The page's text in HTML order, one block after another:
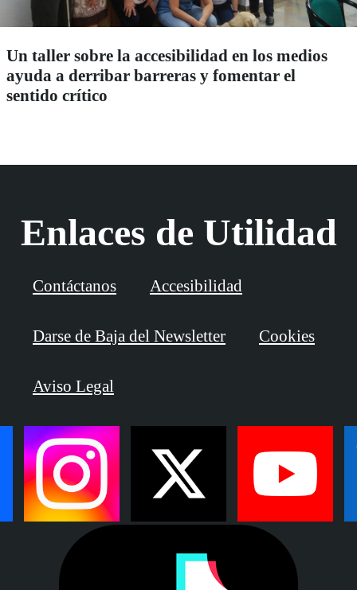
Un taller sobre la accesibilidad en los medios
ayuda a derribar barreras y fomentar el
sentido crítico
Enlaces de Utilidad
Contáctanos Accesibilidad
Darse de Baja del Newsletter Cookies
Aviso Legal